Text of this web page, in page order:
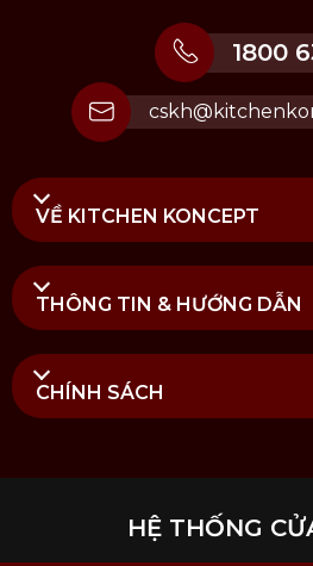
1800
VỀ KITCHEN KONCEPT
THÔNG TIN & HƯỚNG DẪN
CHÍNH SÁCH
HỆ THỐNG